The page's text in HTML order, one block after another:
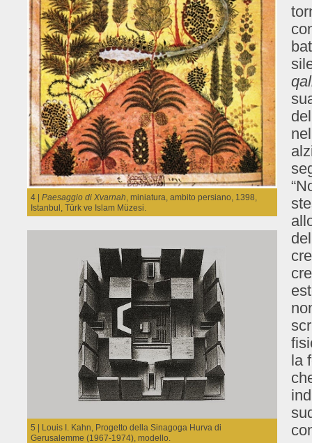
4 |Paesaggio di Xvarnah , miniatura, ambito persiano, 1398,
Istanbul, Türk ve Islam Müzesi.
5 | Louis I. Kahn, Progetto della Sinagoga Hurva di
Gerusalemme (1967-1974), modello.
la